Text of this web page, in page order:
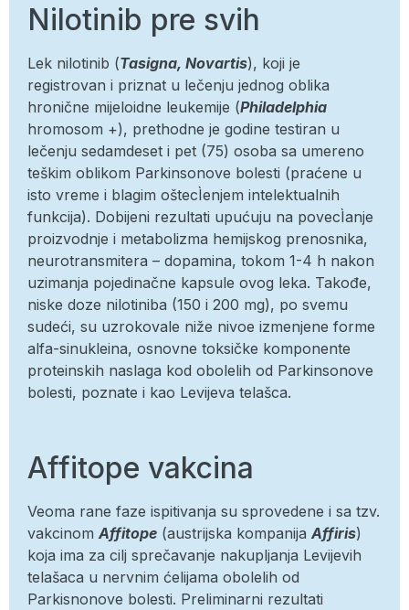
Nilotinib pre svih
Lek nilotinib (Tasigna, Novartis), koji je
registrovan i priznat u lečenju jednog oblika
hronične mijeloidne leukemije (Philadelphia
hromosom +), prethodne je godine testiran u
lečenju sedamdeset i pet (75) osoba sa umereno
teškim oblikom Parkinsonove bolesti (praćene u
isto vreme i blagim oštecÌenjem intelektualnih
funkcija). Dobijeni rezultati upućuju na povecÌanje
proizvodnje i metabolizma hemijskog prenosnika,
neurotransmitera – dopamina, tokom 1-4 h nakon
uzimanja pojedinačne kapsule ovog leka. Takođe,
niske doze nilotiniba (150 i 200 mg), po svemu
sudeći, su uzrokovale niže nivoe izmenjene forme
alfa-sinukleina, osnovne toksičke komponente
proteinskih naslaga kod obolelih od Parkinsonove
bolesti, poznate i kao Levijeva telašca.
Affitope vakcina
Veoma rane faze ispitivanja su sprovedene i sa tzv.
vakcinom Affitope (austrijska kompanija Affiris)
koja ima za cilj sprečavanje nakupljanja Levijevih
telašaca u nervnim ćelijama obolelih od
Parkisnonove bolesti. Preliminarni rezultati